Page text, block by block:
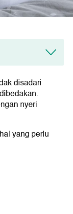
disadari
nyeri
yang perlu